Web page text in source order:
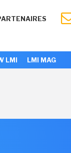
LMI LMI MAG